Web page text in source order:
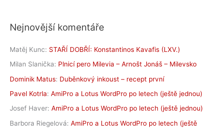
Nejnovější komentáře
Matěj Kunc: STAŘÍ DOBŘÍ: Konstantinos Kavafis (LXV.)
Milan Slanička: Plnicí pero Milevia – Arnošt Jonáš – Milevsko
Dominik Matus: Duběnkový inkoust – recept první
Pavel Kotrla: AmiPro a Lotus WordPro po letech (ještě jednou)
Josef Haver: AmiPro a Lotus WordPro po letech (ještě jednou)
Barbora Riegelová: AmiPro a Lotus WordPro po letech (ještě